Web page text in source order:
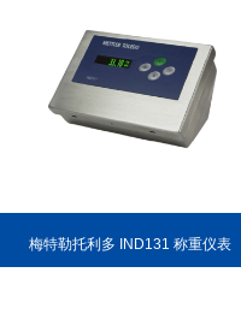
梅特勒托利多 IND131 称重仪表